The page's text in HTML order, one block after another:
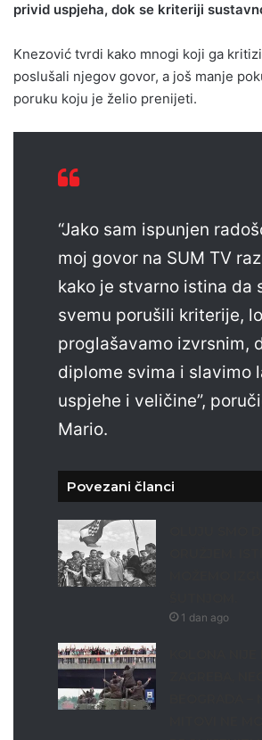
privid uspjeha, dok se kriteriji
Knezović tvrdi kako mnogi koji ga
poslušali njegov govor, a još manje
poruku koju je želio prenijeti.
“Jako sam ispunjen
moj govor na SUM TV
kako je stvarno istina da
svemu porušili kriterije,
proglašavamo izvrsnim,
diplome svima i slavimo
uspjehe i veličine”,
Mario.
Povezani članci
1 dan ago